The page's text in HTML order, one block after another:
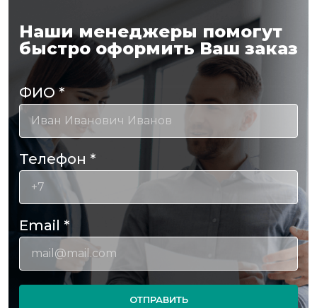
Наши менеджеры помогут
быстро оформить Ваш заказ
ФИО*
Телефон *
Email *
ОТПРАВИТЬ